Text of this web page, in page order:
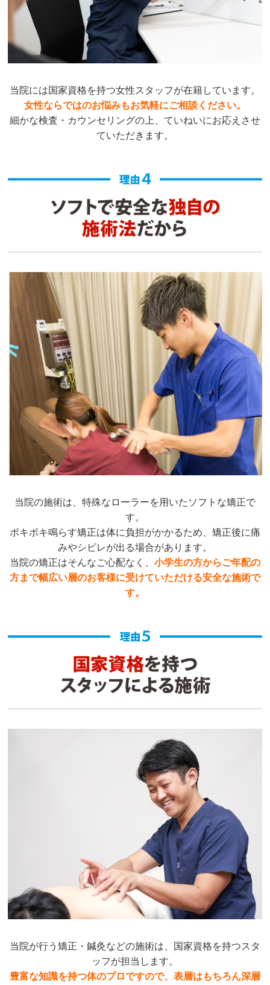
当院には国家資格を持つ女性スタッフが在籍しています。
女性ならではのお悩みもお気軽にご相談ください。
細かな検査・カウンセリングの上、ていねいにお応えさせ
ていただきます。
当院の施術は、特殊なローラーを用いたソフトな矯正で
す。
ボキボキ鳴らす矯正は体に負担がかかるため、矯正後に痛
みやシビレが出る場合があります。
当院の矯正はそんなご心配なく、 小学生の方からご年配の
方まで幅広い層のお客様に受けていただける安全な施術で
す。
当院が行う矯正・鍼灸などの施術は、国家資格を持つスタ
ッフが担当します。
豊富な知識を持つ体のプロですので、表層はもちろん深層